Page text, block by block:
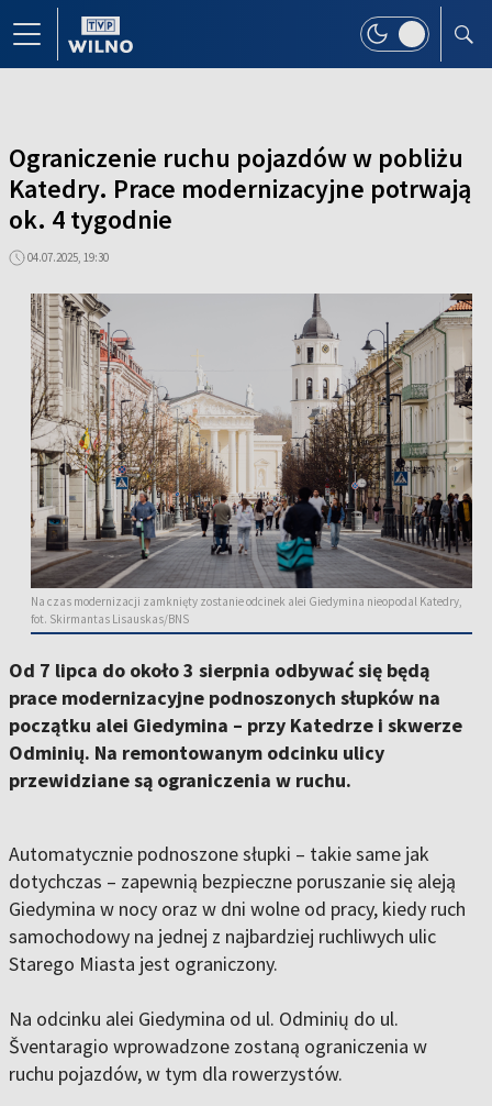
Ograniczenie ruchu pojazdów w pobliżu
Katedry. Prace modernizacyjne potrwają
ok. 4 tygodnie
04.07.2025, 19:30
Na czas modernizacji zamknięty zostanie odcinek alei Giedymina nieopodal Katedry,
fot. Skirmantas Lisauskas/BNS
Od 7 lipca do około 3 sierpnia odbywać się będą
prace modernizacyjne podnoszonych słupków na
początku alei Giedymina – przy Katedrze i skwerze
Odminių. Na remontowanym odcinku ulicy
przewidziane są ograniczenia w ruchu.
Automatycznie podnoszone słupki – takie same jak
dotychczas – zapewnią bezpieczne poruszanie się aleją
Giedymina w nocy oraz w dni wolne od pracy, kiedy ruch
samochodowy na jednej z najbardziej ruchliwych ulic
Starego Miasta jest ograniczony.
Na odcinku alei Giedymina od ul. Odminių do ul.
Šventaragio wprowadzone zostaną ograniczenia w
ruchu pojazdów, w tym dla rowerzystów.